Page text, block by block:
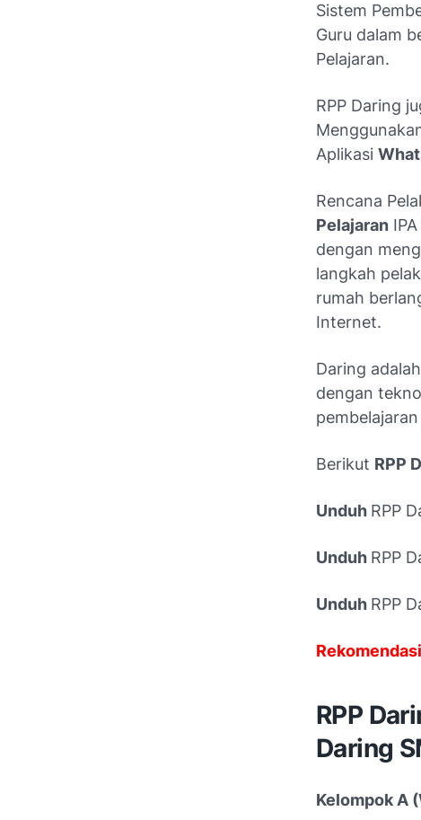
Sistem
Guru dalam
Pelajaran.
RPP Daring
Aplikasi
Rencana
Pelajaran
dengan
langkah
rumah
Internet.
Daring
dengan
Berikut RPP
Unduh RPP
Unduh RPP
Unduh RPP
RPP
Daring
Kelompok A